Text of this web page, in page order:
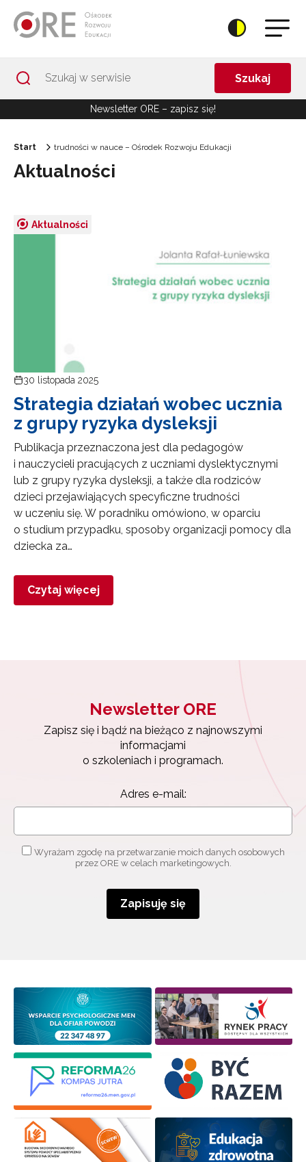
Szukaj
Newsletter ORE – zapisz się!
Start trudności w nauce – Ośrodek Rozwoju Edukacji
Aktualności
Aktualności
30 listopada 2025
Strategia działań wobec ucznia
z grupy ryzyka dysleksji
Publikacja przeznaczona jest dla pedagogów
i nauczycieli pracujących z uczniami dyslektycznymi
lub z grupy ryzyka dysleksji, a także dla rodziców
dzieci przejawiających specyficzne trudności
w uczeniu się. W poradniku omówiono, w oparciu
o studium przypadku, sposoby organizacji pomocy dla
dziecka za…
Czytaj więcej
Newsletter ORE
Zapisz się i bądź na bieżąco z najnowszymi
informacjami
o szkoleniach i programach.
Adres e-mail:
Wyrażam zgodę na przetwarzanie moich danych osobowych
przez ORE w celach marketingowych.
Zapisuję się